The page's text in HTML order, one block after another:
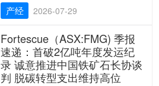
产经 2026-07-29
Fortescue（ASX:FMG) 季报
速递：首破2亿吨年度发运纪
录 诚意推进中国铁矿石长协谈
判 脱碳转型支出维持高位